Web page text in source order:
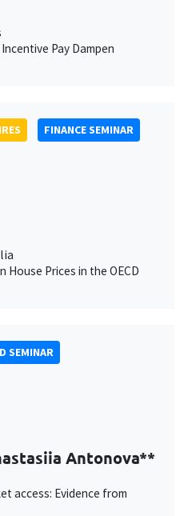
Pay Dampen
FINANCE SEMINAR
House Prices in the OECD
SEMINAR
Antonova**
access: Evidence from